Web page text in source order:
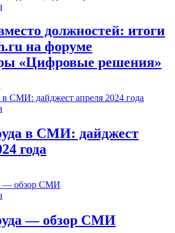
должностей: итоги
на форуме
«Цифровые решения»
в СМИ: дайджест
года
— обзор СМИ